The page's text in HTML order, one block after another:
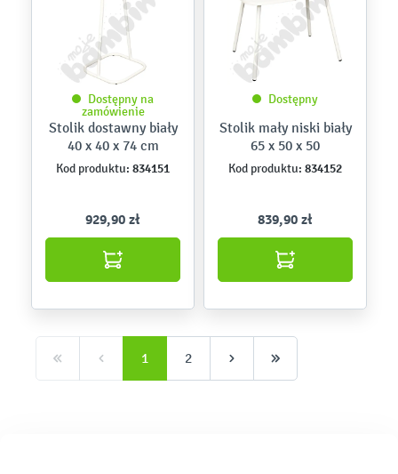
Dostępny na
zamówienie
Stolik dostawny biały
40 x 40 x 74 cm
Kod produktu: 834151
929,90 zł
Dostępny
Stolik mały niski biały
65 x 50 x 50
Kod produktu: 834152
839,90 zł
1 2